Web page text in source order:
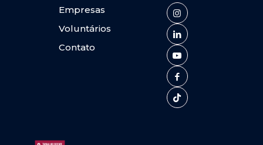
Empresas
Voluntários
Contato